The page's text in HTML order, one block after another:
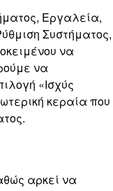
Εργαλεία,
Συστήματος,
να
να
«Ισχύς
κεραία που
αρκεί να